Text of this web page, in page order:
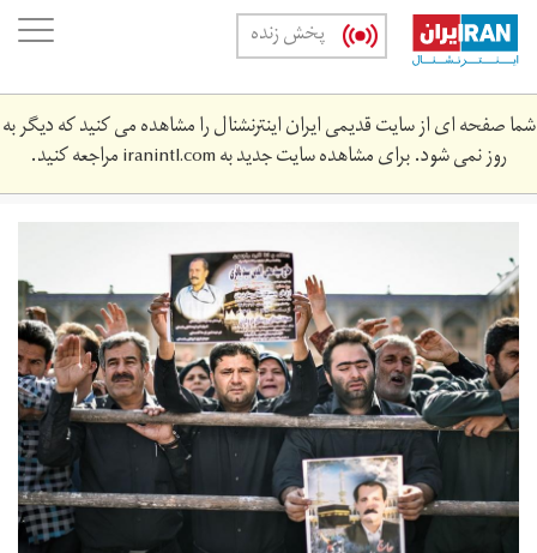
Skip
main
content
پخش زنده
شما صفحه ای از سایت قدیمی ایران اینترنشنال را مشاهده می کنید که دیگر به
روز نمی شود. برای مشاهده سایت جدید بهiranintl.comمراجعه کنید.
mena-
34344.jpg